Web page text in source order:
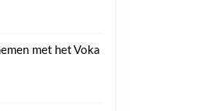
met het Voka